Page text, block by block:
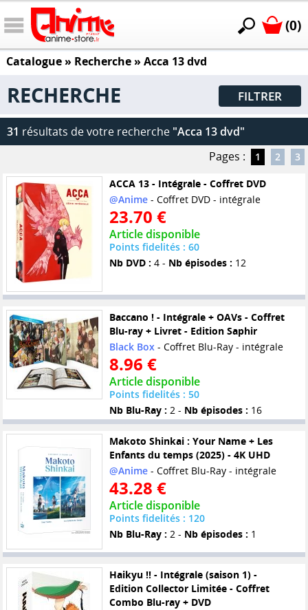
(0)
Catalogue» Recherche » Acca 13 dvd
RECHERCHE FILTRER
31 résultats de votre recherche "Acca 13 dvd"
Pages :
1 2 3
ACCA 13 - Intégrale - Coffret DVD
@Anime- Coffret DVD - intégrale
23.70 €
Article disponible
Points fidelités : 60
Nb DVD : 4 - Nb épisodes : 12
Baccano ! - Intégrale + OAVs - Coffret
Blu-ray + Livret - Edition Saphir
Black Box - Coffret Blu-Ray - intégrale
8.96 €
Article disponible
Points fidelités : 50
Nb Blu-Ray : 2 - Nb épisodes : 16
Makoto Shinkai : Your Name + Les
Enfants du temps (2025) - 4K UHD
@Anime- Coffret Blu-Ray - intégrale
43.28 €
Article disponible
Points fidelités : 120
Nb Blu-Ray : 2 - Nb épisodes : 1
Haikyu !! - Intégrale (saison 1) -
Edition Collector Limitée - Coffret
Combo Blu-ray + DVD